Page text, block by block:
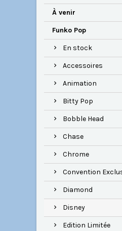
À venir
Funko Pop
En stock
Accessoires
Animation
Bitty Pop
Bobble Head
Chase
Chrome
Convention
Diamond
Disney
Edition Limitée